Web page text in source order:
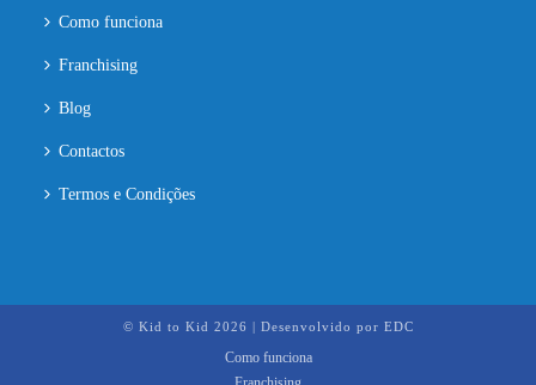
Como funciona
Franchising
Blog
Contactos
Termos e Condições
© Kid to Kid 2026 | Desenvolvido por EDC
Como funciona